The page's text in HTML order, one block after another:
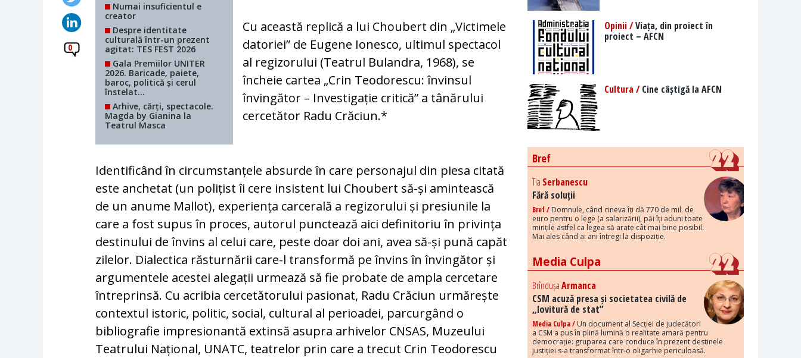
0
Numai insuficientul e
creator
Despre identitate
culturală într-un prezent
agitat: TES FEST 2026
Gala Premiilor UNITER
2026. Baricade, paiete,
baroc, politică și cerul
înstelat...
Arhive, cărți, spectacole.
Magda by Gianina la
Teatrul Masca
Cu această replică a lui Choubert din „Victimele
datoriei” de Eugene Ionesco, ultimul spectacol
al regizorului (Teatrul Bulandra, 1968), se
încheie cartea „Crin Teodorescu: învinsul
învingător – Investigație critică” a tânărului
cercetător Radu Crăciun.*
Identificând în circumstanțele absurde în care personajul din piesa citată
este anchetat (un polițist îi cere insistent lui Choubert să-și amintească
de un anume Mallot), experiența carcerală a regizorului și presiunile la
care a fost supus în proces, autorul punctează aici definitoriu în privința
destinului de învins al celui care, peste doar doi ani, avea să-și pună capăt
zilelor. Dialectica răsturnării care-l transformă pe învins în învingător și
argumentele acestei alegații urmează să fie probate de ampla cercetare
întreprinsă. Cu acribia cercetătorului pasionat, Radu Crăciun urmărește
contextul istoric, politic, social, cultural al perioadei, parcurgând o
bibliografie impresionantă extinsă asupra arhivelor CNSAS, Muzeului
Teatrului Național, UNATC, teatrelor prin care a trecut Crin Teodorescu
Opinii /Viața, din proiect în
proiect – AFCN
Cultura /Cine câștigă la AFCN
Bref
Tia Serbanescu
Fără soluții
Bref / Domnule, când cineva îți dă 770 de mil. de
euro pentru o lege (a salarizării), păi îți aduni toate
mințile astfel ca legea să arate cât mai bine posibil.
Mai ales când ai ani întregi la dispoziție.
Media Culpa
BrîndușaArmanca
CSM acuză presa și societatea civilă de
„lovitură de stat”
Media Culpa / Un document al Secției de judecători
a CSM a pus în plină lumină o realitate amară pentru
democrație: gruparea care conduce în prezent destinele
justiției s-a transformat într-o oligarhie periculoasă.